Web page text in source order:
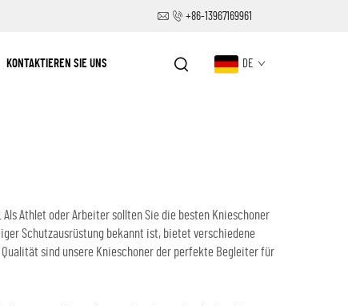
+86-13967169961
KONTAKTIEREN SIE UNS DE
Athlet oder Arbeiter sollten Sie die besten Knieschoner
Schutzausrüstung bekannt ist, bietet verschiedene
sind unsere Knieschoner der perfekte Begleiter für